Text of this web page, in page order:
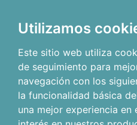
Utilizamos
Este sitio web utiliza
de seguimiento para
navegación con los
la funcionalidad básica
una mejor experiencia en